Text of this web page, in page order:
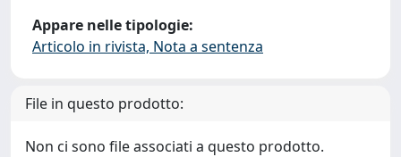
Appare nelle tipologie:
Articolo in rivista, Nota a sentenza
File in questo prodotto:
Non ci sono file associati a questo prodotto.